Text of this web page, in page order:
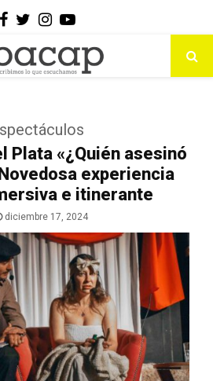
Facebook
Twitter
Instagram
Youtube
Plata «¿Quién asesinó
experiencia
e itinerante
diciembre 17, 2024